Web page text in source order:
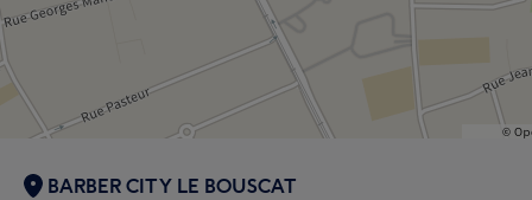
BARBER CITY LE BOUSCAT